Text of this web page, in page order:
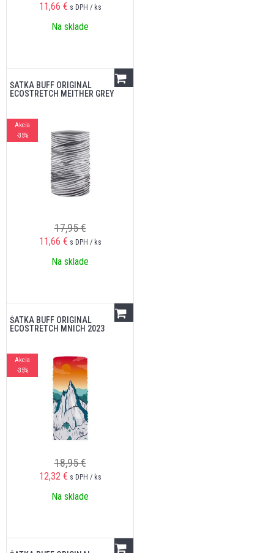
11,66 € s DPH / ks
Na sklade
ŠATKA BUFF ORIGINAL
ECOSTRETCH MEITHER GREY
Akcia
-35%
17,95 €
11,66 € s DPH / ks
Na sklade
ŠATKA BUFF ORIGINAL
ECOSTRETCH MNICH 2023
Akcia
-35%
18,95 €
12,32 € s DPH / ks
Na sklade